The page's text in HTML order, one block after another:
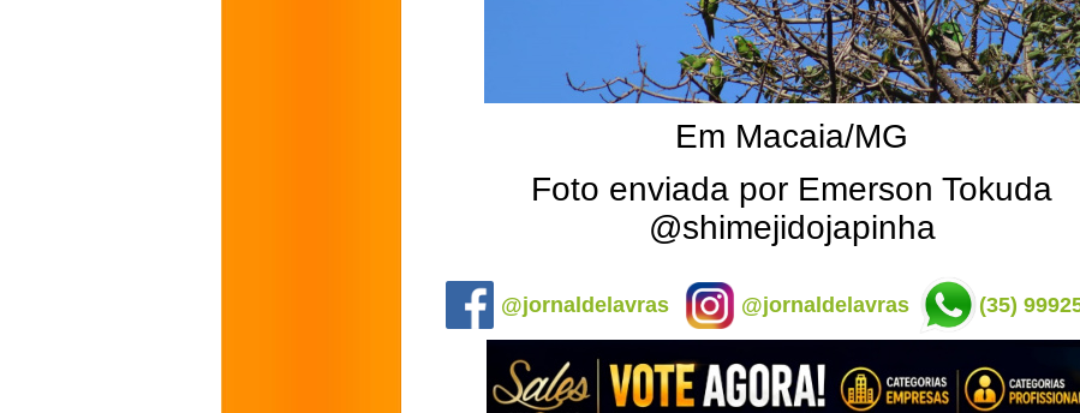
Em Macaia/MG
Foto enviada por Emerson Tokuda
@shimejidojapinha
@jornaldelavras @jornaldelavras (35)